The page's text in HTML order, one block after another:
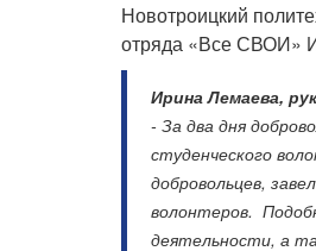
Новотроицкий
отряда «Все СВОИ»
Ирина Лемаева,
- За два дня
студенческого
добровольцев,
волонтеров.
деятельности, а